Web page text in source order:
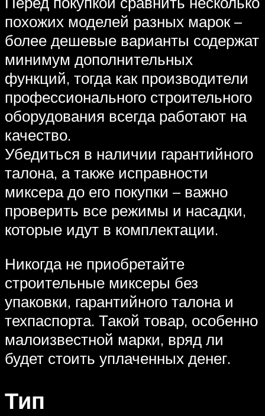
похожих моделей разных марок –
более дешевые варианты содержат
минимум дополнительных
функций, тогда как производители
профессионального строительного
оборудования всегда работают на
качество.
Убедиться в наличии гарантийного
талона, а также исправности
миксера до его покупки – важно
проверить все режимы и насадки,
которые идут в комплектации.
Никогда не приобретайте
строительные миксеры без
упаковки, гарантийного талона и
техпаспорта. Такой товар, особенно
малоизвестной марки, вряд ли
будет стоить уплаченных денег.
Тип